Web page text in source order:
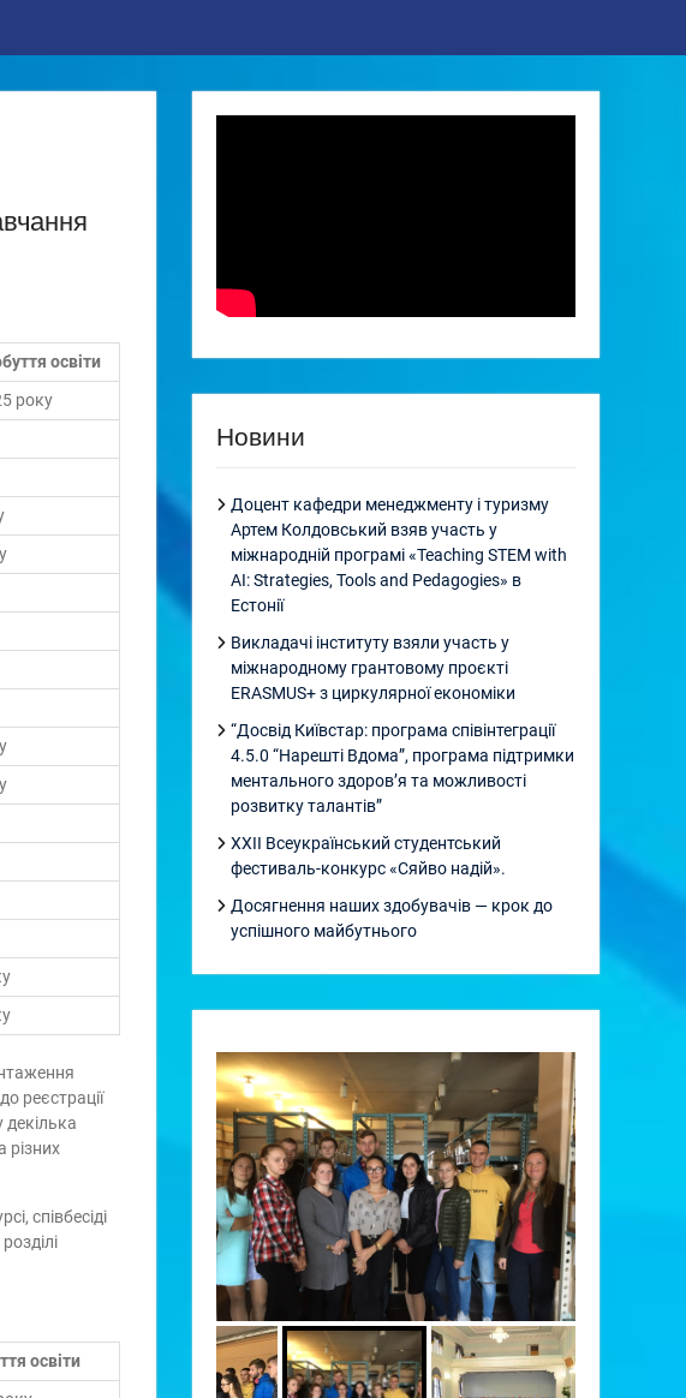
освіти
року
реєстрації
декілька
різних
співбесіді
освіти
Новини
Доцент кафедри менеджменту і туризму
Артем Колдовський взяв участь у
міжнародній програмі «Teaching STEM with
AI: Strategies, Tools and Pedagogies» в
Естонії
Викладачі інституту взяли участь у
міжнародному грантовому проєкті
ERASMUS+ з циркулярної економіки
“Досвід Київстар: програма співінтеграції
4.5.0 “Нарешті Вдома”, програма підтримки
ментального здоровʼя та можливості
розвитку талантів”
XXII Всеукраїнський студентський
фестиваль-конкурс «Сяйво надій».
Досягнення наших здобувачів — крок до
успішного майбутнього